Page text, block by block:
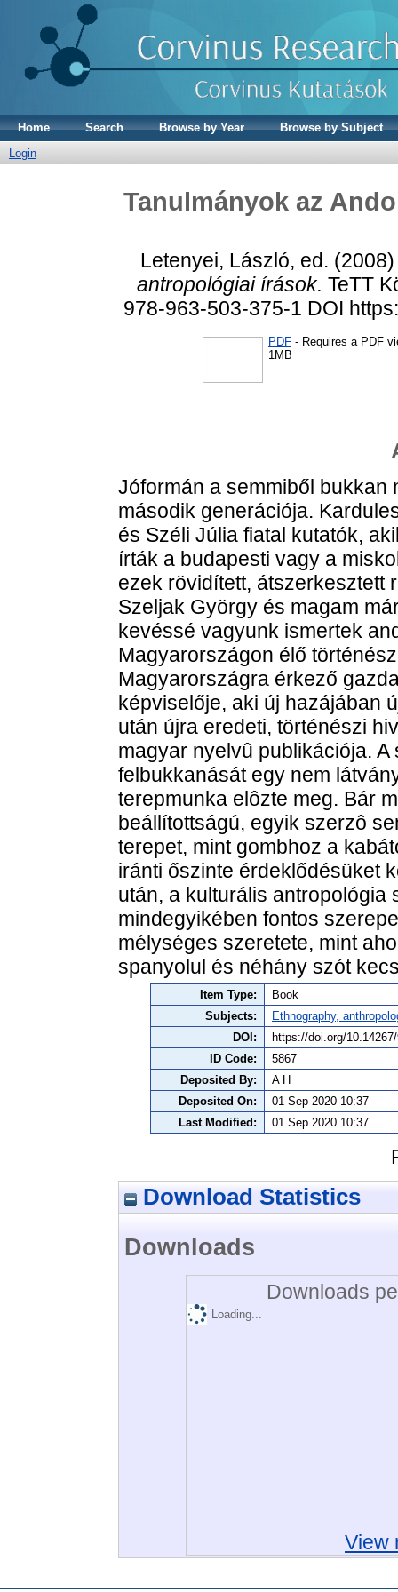
Home Search Browse by Year
Browse by Subject
Login
Tanulmányok az
Letenyei, László, ed.
antropológiai írások. TeTT
978-963-503-375-1 DOI
PDF - Requires a PDF
1MB
Jóformán a semmiből bukkan
második generációja.
és Széli Júlia fiatal kutatók,
írták a budapesti vagy a
ezek rövidített, átszerkesztett
Szeljak György és magam
kevéssé vagyunk ismertek
Magyarországon élő
Magyarországra érkező
képviselője, aki új hazájában
után újra eredeti, történészi
magyar nyelvû publikációja.
felbukkanását egy nem
terepmunka elôzte meg. Bár
beállítottságú, egyik szerzô
terepet, mint gombhoz a
iránti őszinte érdeklődésüket
után, a kulturális antropológia
mindegyikében fontos
mélységes szeretete, mint
spanyolul és néhány szót
Item Type:
Book
Subjects:
Ethnography,
DOI:
https://doi.org/
ID Code:
5867
Deposited By:
A H
Deposited On:
01 Sep 2020 10:37
Last Modified:
01 Sep 2020 10:37
Download Statistics
Downloads
Downloads
Loading...
View